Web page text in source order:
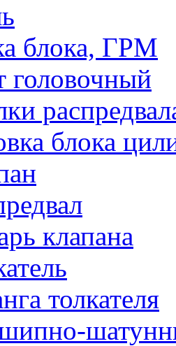
блока, ГРМ
головочный
блока
клапана
толкателя